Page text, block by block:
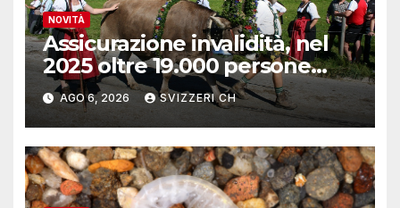
NOVITÀ
Assicurazione invalidità, nel
2025 oltre 19.000 persone
reinserite nel mercato del
lavoro
AGO 6, 2026 SVIZZERI CH